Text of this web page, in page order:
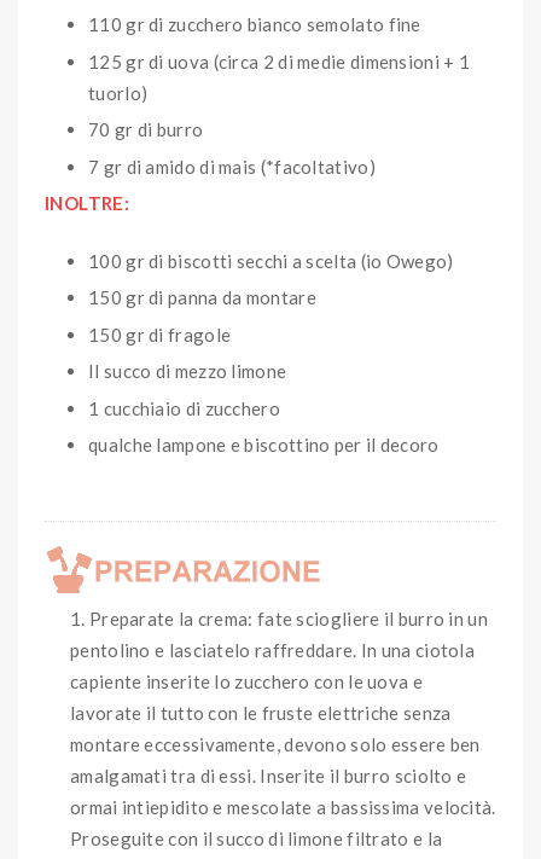
110 gr di zucchero bianco semolato fine
125 gr di uova (circa 2 di medie dimensioni + 1
tuorlo)
70 gr di burro
7 gr di amido di mais (*facoltativo)
INOLTRE:
100 gr di biscotti secchi a scelta (io Owego)
150 gr di panna da montare
150 gr di fragole
Il succo di mezzo limone
1 cucchiaio di zucchero
qualche lampone e biscottino per il decoro
Preparate la crema: fate sciogliere il burro in un
pentolino e lasciatelo raffreddare. In una ciotola
capiente inserite lo zucchero con le uova e
lavorate il tutto con le fruste elettriche senza
montare eccessivamente, devono solo essere ben
amalgamati tra di essi. Inserite il burro sciolto e
ormai intiepidito e mescolate a bassissima velocità.
Proseguite con il succo di limone filtrato e la